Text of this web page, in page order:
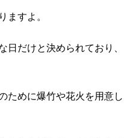
ますよ。
だけと決められており、
ために爆竹や花火を用意し